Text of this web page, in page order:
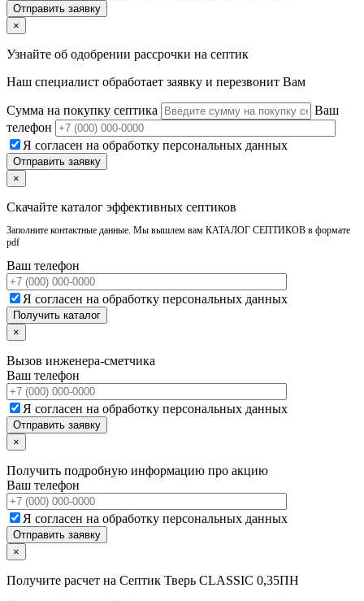
×
Узнайте об одобрении рассрочки на септик
Наш специалист обработает заявку и перезвонит Вам
Сумма на покупку септика
Ваш
телефон
Я согласен на обработку персональных данных
×
Скачайте каталог эффективных септиков
Заполните контактные данные. Мы вышлем вам КАТАЛОГ СЕПТИКОВ в формате
pdf
Ваш телефон
Я согласен на обработку персональных данных
×
Вызов инженера-сметчика
Ваш телефон
Я согласен на обработку персональных данных
×
Получить подробную информацию про акцию
Ваш телефон
Я согласен на обработку персональных данных
×
Получите расчет на Септик Тверь CLASSIC 0,35ПН